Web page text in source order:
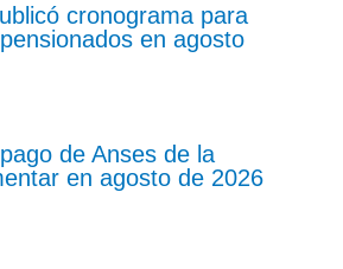
cronograma para
en agosto
de Anses de la
en agosto de 2026